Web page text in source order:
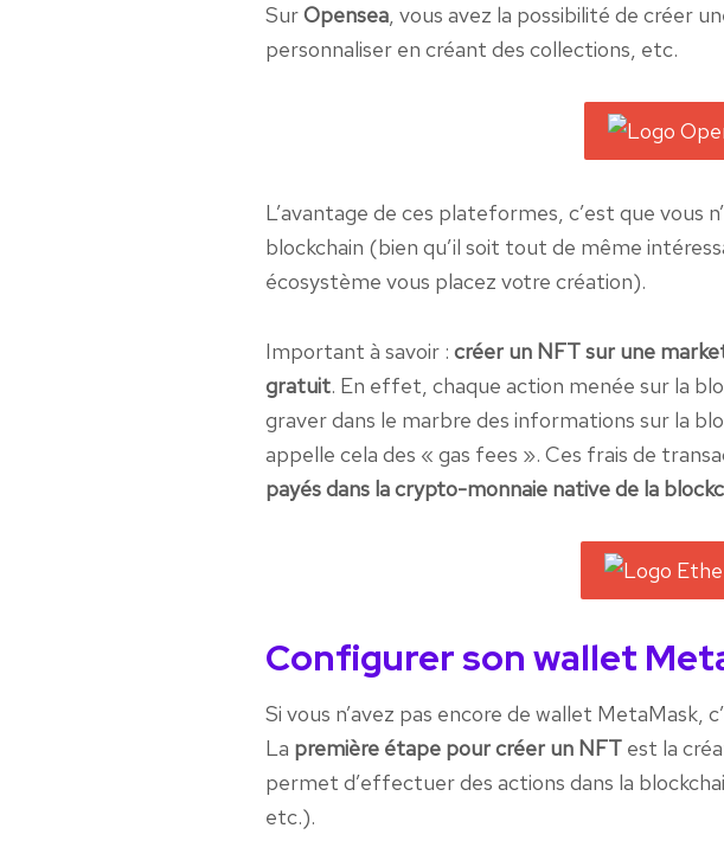
SurOpensea, vous avez la possibilité de créer
personnaliser en créant des collections, etc.
L’avantage de ces plateformes, c’est que vous
blockchain (bien qu’il soit tout de même
écosystème vous placez votre création).
Important à savoir :créer un NFT sur une
gratuit. En effet, chaque action menée sur la
graver dans le marbre des informations sur la
appelle cela des « gas fees ». Ces frais de
payés dans la crypto-monnaie native de la
Configurer son wallet
Si vous n’avez pas encore de wallet MetaMask,
La première étape pour créer un NFT est la
permet d’effectuer des actions dans la
etc.).